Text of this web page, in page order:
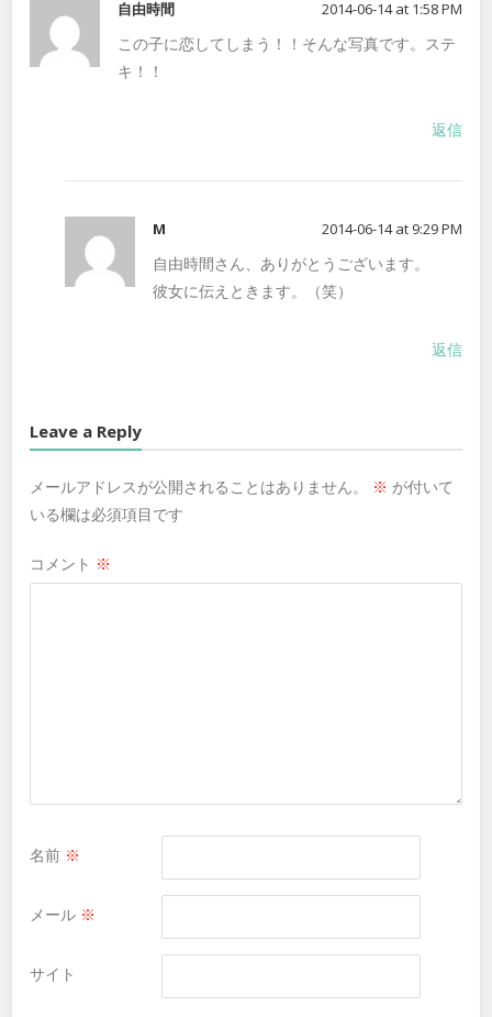
自由時間 2014-06-14 at 1:58 PM
この子に恋してしまう！！そんな写真です。ステ
キ！！
返信
M 2014-06-14 at 9:29 PM
自由時間さん、ありがとうございます。
彼女に伝えときます。（笑）
返信
Leave a Reply
メールアドレスが公開されることはありません。 ※ が付いて
いる欄は必須項目です
コメント ※
名前 ※
メール ※
サイト